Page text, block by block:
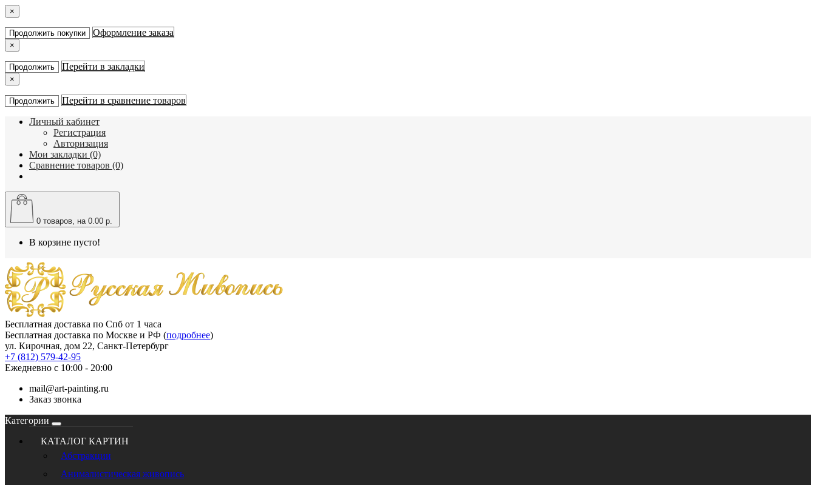
×
Продолжить покупки Оформление заказа
×
Продолжить Перейти в закладки
×
Продолжить Перейти в сравнение товаров
Личный кабинет
Регистрация
Авторизация
Мои закладки (0)
Сравнение товаров (0)
0 товаров, на 0.00 р.
В корзине пусто!
Бесплатная доставка по Спб от 1 часа
Бесплатная доставка по Москве и РФ (подробнее)
ул. Кирочная, дом 22, Санкт-Петербург
+7 (812) 579-42-95
Ежедневно с 10:00 - 20:00
mail@art-painting.ru
Заказ звонка
Категории
КАТАЛОГ КАРТИН
Абстракции
Анималистическая живопись